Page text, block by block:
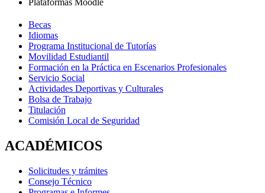
Plataformas Moodle
Becas
Idiomas
Programa Institucional de Tutorías
Movilidad Estudiantil
Formación en la Práctica en Escenarios Profesionales
Servicio Social
Actividades Deportivas y Culturales
Bolsa de Trabajo
Titulación
Comisión Local de Seguridad
ACADÉMICOS
Solicitudes y trámites
Consejo Técnico